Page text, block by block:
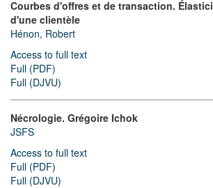
Courbes d'offres et de transaction.
d'une clientèle
Hénon, Robert
Access to full text
Full (PDF)
Full (DJVU)
Nécrologie. Grégoire Ichok
JSFS
Access to full text
Full (PDF)
Full (DJVU)